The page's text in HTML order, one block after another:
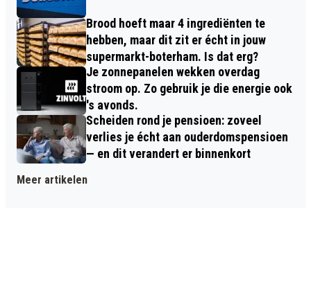
Brood hoeft maar 4 ingrediënten te
hebben, maar dit zit er écht in jouw
supermarkt-boterham. Is dat erg?
Je zonnepanelen wekken overdag
stroom op. Zo gebruik je die energie ook
's avonds.
Scheiden rond je pensioen: zoveel
verlies je écht aan ouderdomspensioen
— en dit verandert er binnenkort
Meer artikelen